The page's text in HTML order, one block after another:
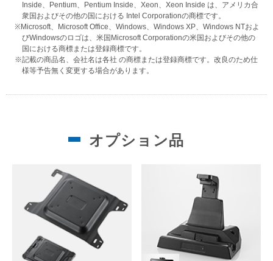
Inside、Pentium、Pentium Inside、Xeon、Xeon Inside は、アメリカ合
衆国およびその他の国における Intel Corporationの商標です。
※Microsoft、Microsoft Office、Windows、Windows XP、Windows NTおよ
びWindowsのロゴは、米国Microsoft Corporationの米国およびその他の
国における商標または登録商標です。
※記載の商品名、会社名は各社 の商標または登録商標です。改良のため仕
様等予告無く変更する場合があります。
オプション品